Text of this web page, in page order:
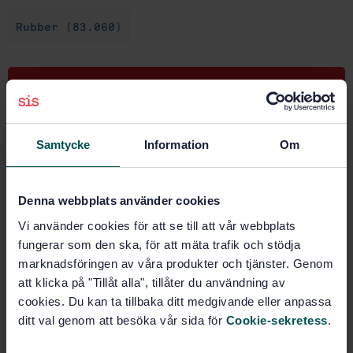
Samtycke Information Om
Denna webbplats använder cookies
Vi använder cookies för att se till att vår webbplats
fungerar som den ska, för att mäta trafik och stödja
marknadsföringen av våra produkter och tjänster. Genom
att klicka på "Tillåt alla", tillåter du användning av
cookies. Du kan ta tillbaka ditt medgivande eller anpassa
ditt val genom att besöka vår sida för Cookie-sekretess.
Rubber (83.060)
STANDARD
SWEDISH STANDARD · SS-ISO 132:2017
Rubber, vulcanized or thermoplastic - Determination
132:2017, IDT)
Subscribe on standards - Read more
Price:
PDF
Add to cart